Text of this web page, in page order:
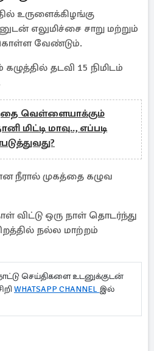
உருளைக்கிழங்கு
எலுமிச்சை சாறு மற்றும்
வேண்டும்.
தடவி 15 நிமிடம்
வெள்ளையாக்கும்
மிட்டி மாவு.., எப்படி
நீரால் முகத்தை கழுவ
விட்டு ஒரு நாள் தொடர்ந்து
நல்ல மாற்றம்
செய்திகளை உடனுக்குடன்
WHATSAPP CHANNEL இல்